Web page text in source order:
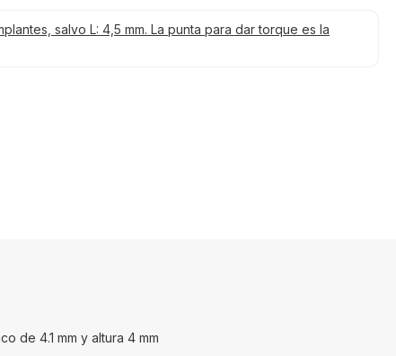
salvo L: 4,5 mm. La punta para dar torque es la
de 4.1 mm y altura 4 mm